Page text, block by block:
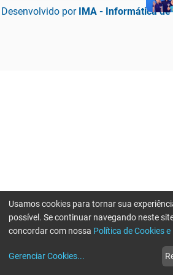
Desenvolvido por IMA - Informática
Usamos cookies para tornar sua
possível. Se continuar navegando neste
concordar com nossa Política de Cookies
Gerenciar Cookies...
Erro ao enviar informações, por favor